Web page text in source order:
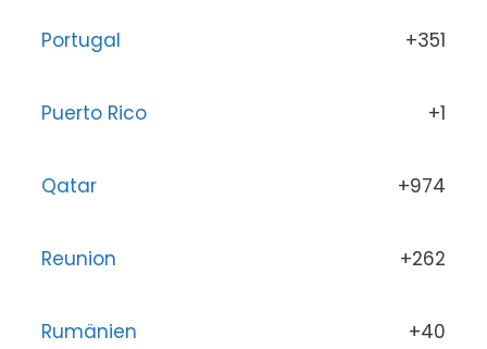
Portugal +351
Puerto Rico +1
Qatar +974
Reunion +262
Rumänien +40